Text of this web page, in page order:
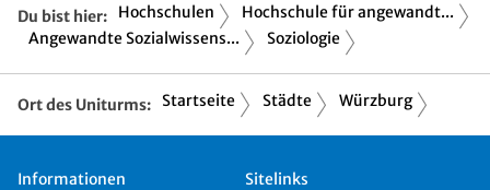
Du bist hier: Hochschulen
Hochschule für angewandt...
Angewandte Sozialwissens...
Soziologie
Ort des Uniturms: Startseite Städte Würzburg
Informationen
Sitelinks